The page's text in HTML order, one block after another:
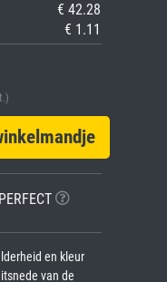
€ 42.28
€ 1.11
en kleur
van de